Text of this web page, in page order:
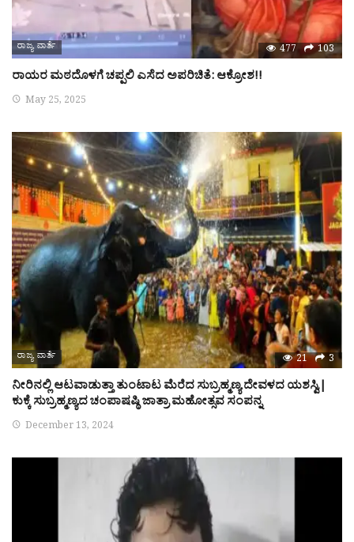
ರಾಜ್ಯ ವಾರ್ತೆ 477 103
ರಾಯರ ಮಠದೊಳಗೆ ಚಪ್ಪಲಿ ಎಸೆದ ಅಪರಿಚಿತೆ: ಆಕ್ರೋಶ!!
May 25, 2025
ರಾಜ್ಯ ವಾರ್ತೆ 21 3
ನೀರಿನಲ್ಲಿ ಆಟವಾಡುತ್ತಾ ತುಂಟಾಟ ಮೆರೆದ ಸುಬ್ರಹ್ಮಣ್ಯ ದೇವಳದ ಯಶಸ್ವಿ|
ಕುಕ್ಕೆ ಸುಬ್ರಹ್ಮಣ್ಯದ ಚಂಪಾಷಷ್ಠಿ ಜಾತ್ರಾ ಮಹೋತ್ಸವ ಸಂಪನ್ನ
December 13, 2024